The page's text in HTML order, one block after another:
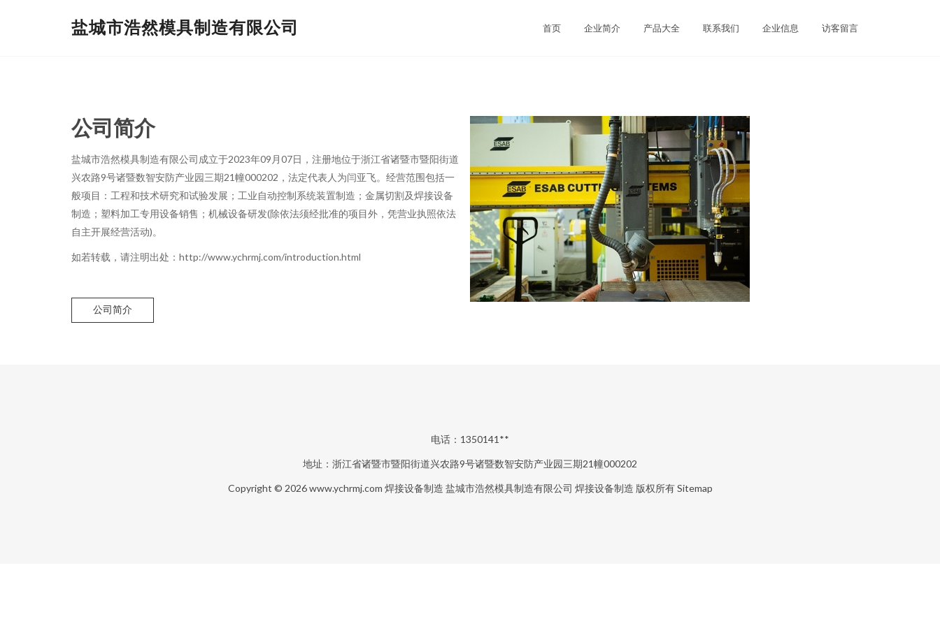
盐城市浩然模具制造有限公司 首页 企业简介 产品大全 联系我们 企业信息 访客留言
公司简介
盐城市浩然模具制造有限公司成立于2023年09月07日，注册地位于浙江省诸暨市暨阳街道
兴农路9号诸暨数智安防产业园三期21幢000202，法定代表人为闫亚飞。经营范围包括一
般项目：工程和技术研究和试验发展；工业自动控制系统装置制造；金属切割及焊接设备
制造；塑料加工专用设备销售；机械设备研发(除依法须经批准的项目外，凭营业执照依法
自主开展经营活动)。
如若转载，请注明出处：http://www.ychrmj.com/introduction.html
公司简介
电话：1350141**
地址：浙江省诸暨市暨阳街道兴农路9号诸暨数智安防产业园三期21幢000202
Copyright © 2026www.ychrmj.com 焊接设备制造 盐城市浩然模具制造有限公司 焊接设备制造 版权所有Sitemap